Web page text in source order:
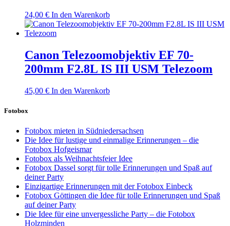
24,00 € In den Warenkorb
Canon Telezoomobjektiv EF 70-
200mm F2.8L IS III USM Telezoom
45,00 € In den Warenkorb
Fotobox
Fotobox mieten in Südniedersachsen
Die Idee für lustige und einmalige Erinnerungen – die
Fotobox Hofgeismar
Fotobox als Weihnachtsfeier Idee
Fotobox Dassel sorgt für tolle Erinnerungen und Spaß auf
deiner Party
Einzigartige Erinnerungen mit der Fotobox Einbeck
Fotobox Göttingen die Idee für tolle Erinnerungen und Spaß
auf deiner Party
Die Idee für eine unvergessliche Party – die Fotobox
Holzminden